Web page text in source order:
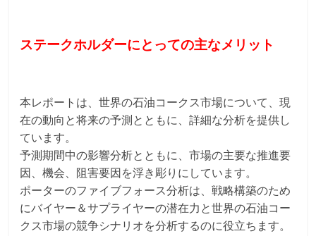
ステークホルダーにとっての主なメリット
本レポートは、世界の石油コークス市場について、現
在の動向と将来の予測とともに、詳細な分析を提供し
ています。
予測期間中の影響分析とともに、市場の主要な推進要
因、機会、阻害要因を浮き彫りにしています。
ポーターのファイブフォース分析は、戦略構築のため
にバイヤー＆サプライヤーの潜在力と世界の石油コー
クス市場の競争シナリオを分析するのに役立ちます。